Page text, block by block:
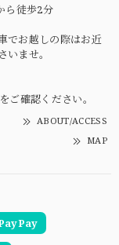
ら徒歩2分
でお越しの際はお近
ませ。
ご確認ください。
ABOUT/ACCESS
MAP